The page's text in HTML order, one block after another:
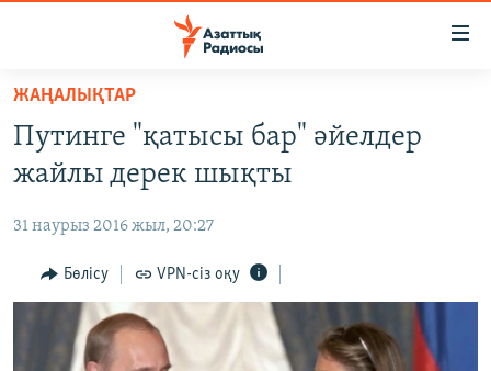
Skip
main
content
to
Navigation
Skip
ЖАҢАЛЫҚТАР
САЯСАТ
ҚАҢТАР ОҚИҒАСЫ
АДАМ ҚҰҚЫҚТАРЫ
ӘЛЕУМЕТ
ЖАҢАЛЫҚТАР
Путинге "қатысы бар" әйелдер
жайлы дерек шықты
31 наурыз 2016 жыл, 20:27
Бөлісу VPN-сіз оқу